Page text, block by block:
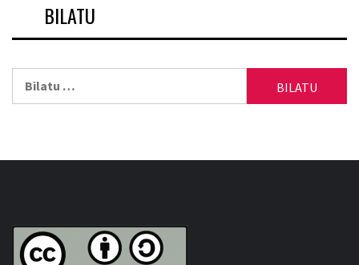
BILATU